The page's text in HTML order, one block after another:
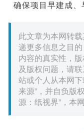
确保项目早建成、
此文章为本网转
递更多信息之目
内容的真实性，
及版权问题，请
站或个人从本网
来源”，并自负版
源：纸视界”，本